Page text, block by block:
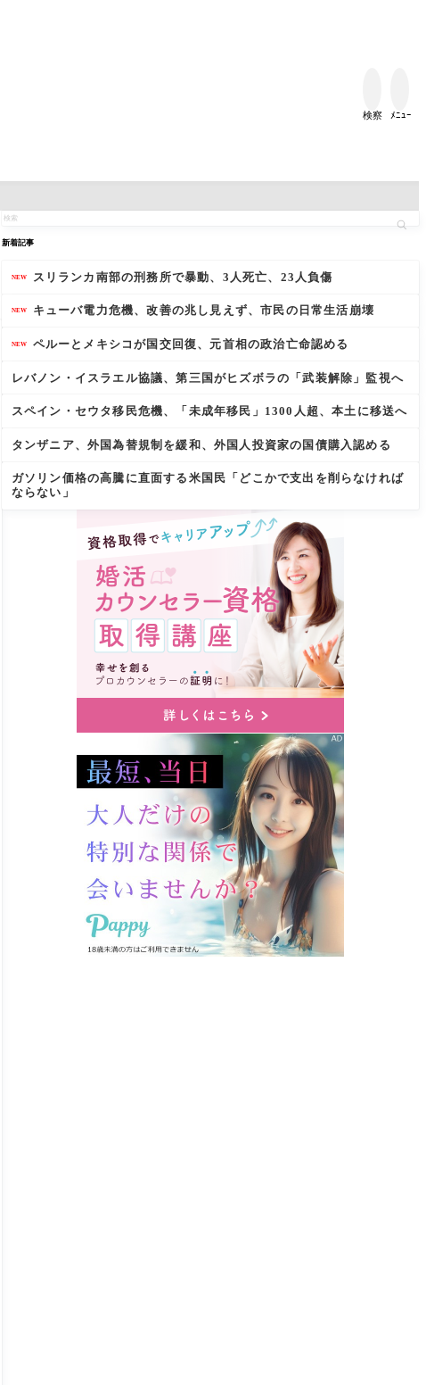
検察 ﾒﾆｭｰ
新着記事
NEW スリランカ南部の刑務所で暴動、3人死亡、23人負傷
NEW キューバ電力危機、改善の兆し見えず、市民の日常生活崩壊
NEW ペルーとメキシコが国交回復、元首相の政治亡命認める
レバノン・イスラエル協議、第三国がヒズボラの「武装解除」監視へ
スペイン・セウタ移民危機、「未成年移民」1300人超、本土に移送へ
タンザニア、外国為替規制を緩和、外国人投資家の国債購入認める
ガソリン価格の高騰に直面する米国民「どこかで支出を削らなければ
ならない」